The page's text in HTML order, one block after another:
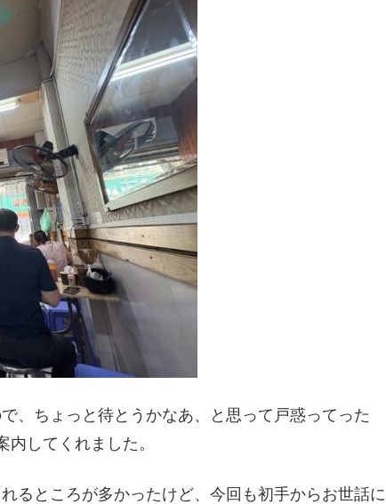
、ちょっと待とうかなあ、と思って戸惑ってった
してくれました。
るところが多かったけど、今回も初手からお世話に